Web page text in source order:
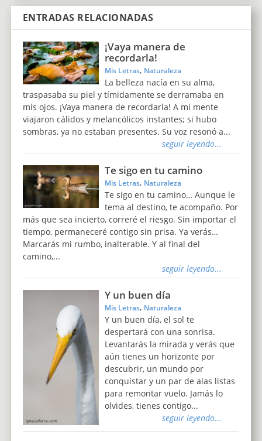
ENTRADAS RELACIONADAS
¡Vaya manera de
recordarla!
Mis Letras, Naturaleza
La belleza nacía en su alma,
traspasaba su piel y tímidamente se derramaba en
mis ojos. ¡Vaya manera de recordarla! A mi mente
viajaron cálidos y melancólicos instantes; si hubo
sombras, ya no estaban presentes. Su voz resonó a...
seguir leyendo...
Te sigo en tu camino
Mis Letras, Naturaleza
Te sigo en tu camino… Aunque le
tema al destino, te acompaño. Por
más que sea incierto, correré el riesgo. Sin importar el
tiempo, permaneceré contigo sin prisa. Ya verás…
Marcarás mi rumbo, inalterable. Y al final del
camino,...
seguir leyendo...
Y un buen día
Mis Letras, Naturaleza
Y un buen día, el sol te
despertará con una sonrisa.
Levantarás la mirada y verás que
aún tienes un horizonte por
descubrir, un mundo por
conquistar y un par de alas listas
para remontar vuelo. Jamás lo
olvides, tienes contigo...
seguir leyendo...